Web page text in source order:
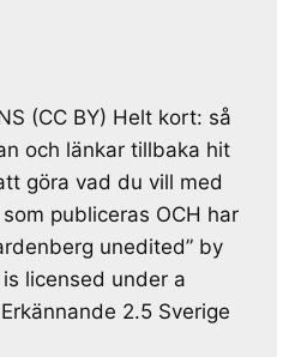
(CC BY) Helt kort: så
och länkar tillbaka hit
göra vad du vill med
publiceras OCH har
unedited” by
licensed under a
2.5 Sverige